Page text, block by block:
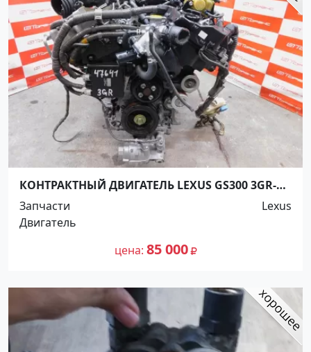
КОНТРАКТНЫЙ ДВИГАТЕЛЬ LEXUS GS300 3GR-
FSE Краснодар
Запчасти
Lexus
Двигатель
цена 85 000